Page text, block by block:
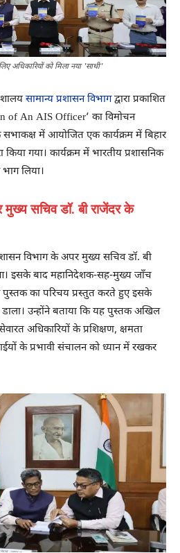
अधिकारियों को मिला नया 'साथी'
सामान्य प्रशासन विभागद्वारा प्रकाशित
of An AIS Officer’ का विमोचन
में आयोजित एक कार्यक्रम में बिहार
गया। कार्यक्रम में भारतीय प्रशासनिक
लिया।
सचिव डॉ. बी राजेंदर के
विभाग के अपर मुख्य सचिव डॉ. बी
इसके बाद महानिदेशक-सह-मुख्य जाँच
का परिचय प्रस्तुत करते हुए इसके
डाला। उन्होंने बताया कि यह पुस्तक अखिल
अधिकारियों के प्रशिक्षण, क्षमता
के प्रभावी संचालन को ध्यान में रखकर